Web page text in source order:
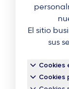
El sitio
sus
Cookies
Cookies